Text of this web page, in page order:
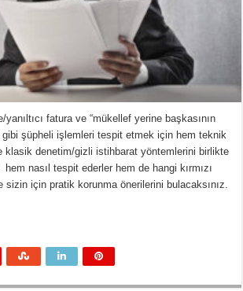
fatura ve “mükellef yerine başkasının
gibi şüpheli işlemleri tespit etmek için hem teknik
klasik denetim/gizli istihbarat yöntemlerini birlikte
nasıl tespit ederler hem de hangi kırmızı
sizin için pratik korunma önerilerini bulacaksınız.